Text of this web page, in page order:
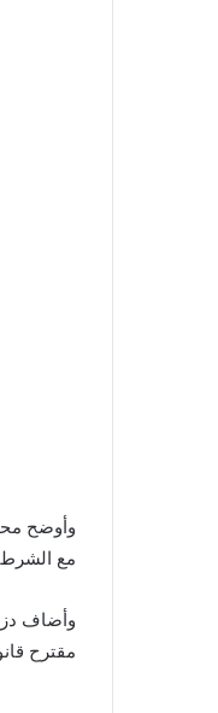
وأوضح
مع
وأضاف
مقترح